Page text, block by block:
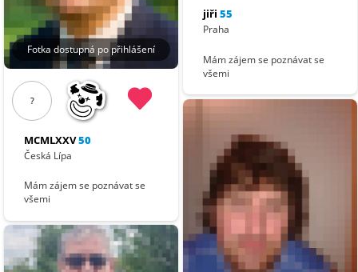
Fotka dostupná po přihlášení
?
MCMLXXV50
Česká Lípa
Mám zájem se poznávat se
všemi
jiři 55
Praha
Mám zájem se poznávat se
všemi